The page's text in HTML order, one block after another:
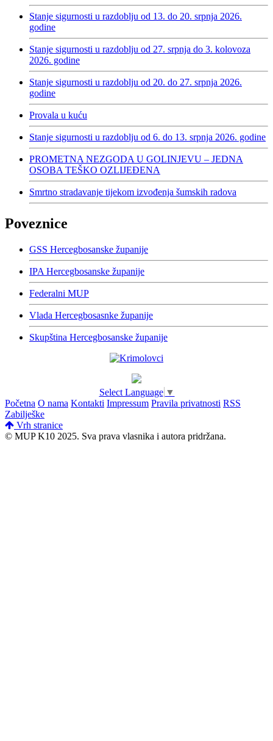
Stanje sigurnosti u razdoblju od 13. do 20. srpnja 2026.
godine
Stanje sigurnosti u razdoblju od 27. srpnja do 3. kolovoza
2026. godine
Stanje sigurnosti u razdoblju od 20. do 27. srpnja 2026.
godine
Provala u kuću
Stanje sigurnosti u razdoblju od 6. do 13. srpnja 2026. godine
PROMETNA NEZGODA U GOLINJEVU – JEDNA
OSOBA TEŠKO OZLIJEĐENA
Smrtno stradavanje tijekom izvođenja šumskih radova
Poveznice
GSS Hercegbosanske županije
IPA Hercegbosanske županije
Federalni MUP
Vlada Hercegbosasnke županije
Skupština Hercegbosanske županije
Select Language ▼
Početna O nama Kontakti Impressum Pravila privatnosti RSS
Zabilješke
Vrh stranice
© MUP K10 2025. Sva prava vlasnika i autora pridržana.